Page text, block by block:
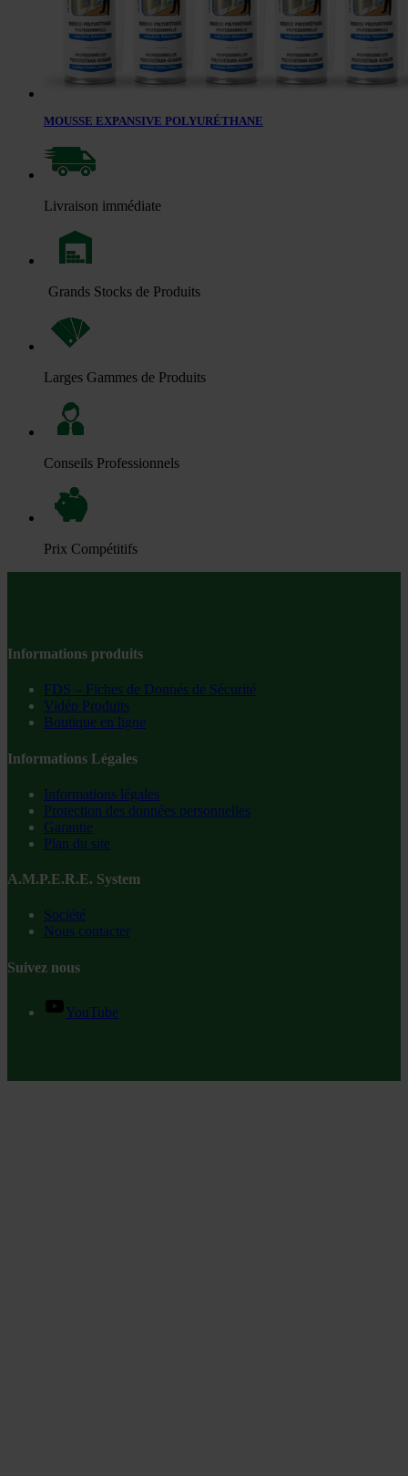
MOUSSE EXPANSIVE POLYURÉTHANE
Livraison immédiate
Grands Stocks de Produits
Larges Gammes de Produits
Conseils Professionnels
Prix Compétitifs
Informations produits
FDS – Fiches de Donnés de Sécurité
Vidéo Produits
Boutique en ligne
Informations Légales
Informations légales
Protection des données personnelles
Garantie
Plan du site
A.M.P.E.R.E. System
Société
Nous contacter
Suivez nous
YouTube